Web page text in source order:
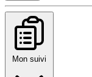
Mon suivi